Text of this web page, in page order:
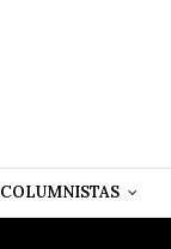
COLUMNISTAS